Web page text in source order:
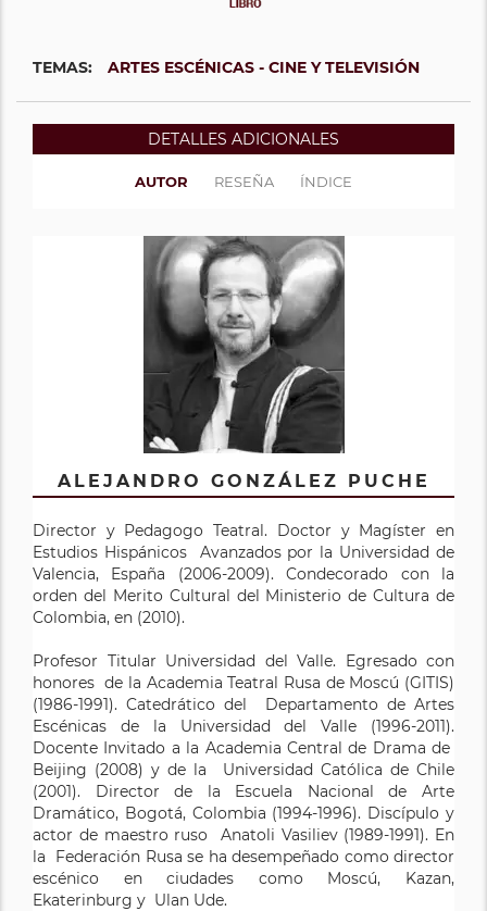
TEMAS: ARTES ESCÉNICAS - CINE Y TELEVISIÓN
DETALLES ADICIONALES
AUTOR RESEÑA ÍNDICE
ALEJANDRO GONZÁLEZ PUCHE
Director y Pedagogo Teatral. Doctor y Magíster en
Estudios Hispánicos Avanzados por la Universidad de
Valencia, España (2006-2009). Condecorado con la
orden del Merito Cultural del Ministerio de Cultura de
Colombia, en (2010).
Profesor Titular Universidad del Valle. Egresado con
honores de la Academia Teatral Rusa de Moscú (GITIS)
(1986-1991). Catedrático del Departamento de Artes
Escénicas de la Universidad del Valle (1996-2011).
Docente Invitado a la Academia Central de Drama de
Beijing (2008) y de la Universidad Católica de Chile
(2001). Director de la Escuela Nacional de Arte
Dramático, Bogotá, Colombia (1994-1996). Discípulo y
actor de maestro ruso Anatoli Vasiliev (1989-1991). En
la Federación Rusa se ha desempeñado como director
escénico en ciudades como Moscú, Kazan,
Ekaterinburg y Ulan Ude.